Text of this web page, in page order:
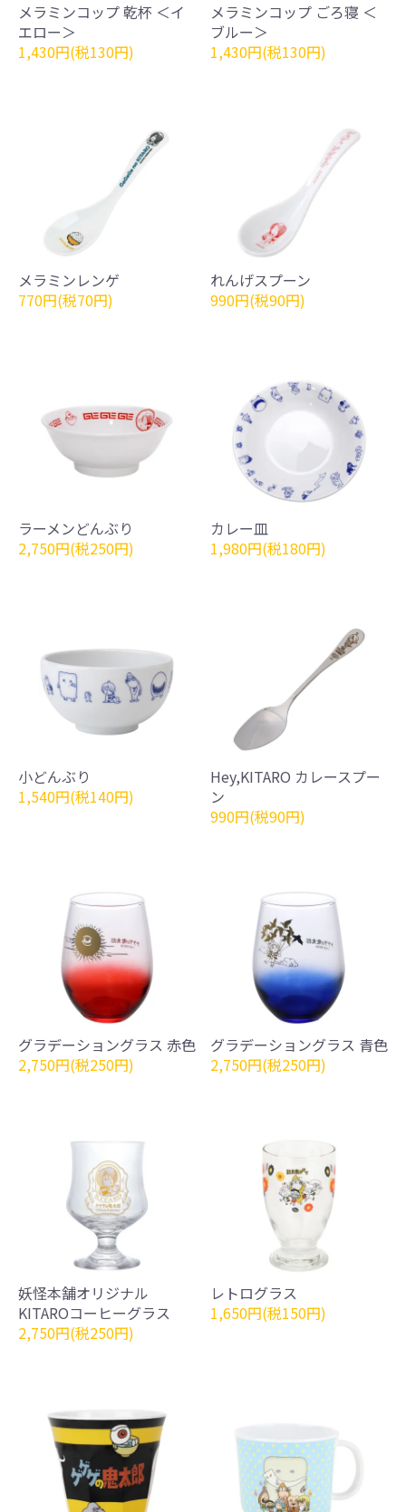
メラミンコップ 乾杯 ＜イ
エロー＞
1,430円(税130円)
メラミンコップ ごろ寝 ＜
ブルー＞
1,430円(税130円)
メラミンレンゲ
770円(税70円)
れんげスプーン
990円(税90円)
ラーメンどんぶり
2,750円(税250円)
カレー皿
1,980円(税180円)
小どんぶり
1,540円(税140円)
Hey,KITARO カレースプー
ン
990円(税90円)
グラデーショングラス 赤色
2,750円(税250円)
グラデーショングラス 青色
2,750円(税250円)
妖怪本舗オリジナル
KITAROコーヒーグラス
2,750円(税250円)
レトログラス
1,650円(税150円)